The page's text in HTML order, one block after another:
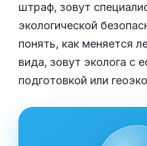
штраф, зовут
экологической
понять, как меняется
вида, зовут эколога с
подготовкой или